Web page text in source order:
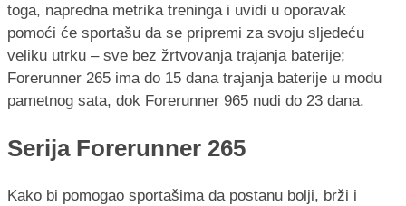
toga, napredna metrika treninga i uvidi u oporavak
pomoći će sportašu da se pripremi za svoju sljedeću
veliku utrku – sve bez žrtvovanja trajanja baterije;
Forerunner 265 ima do 15 dana trajanja baterije u modu
pametnog sata, dok Forerunner 965 nudi do 23 dana.
Serija Forerunner 265
Kako bi pomogao sportašima da postanu bolji, brži i